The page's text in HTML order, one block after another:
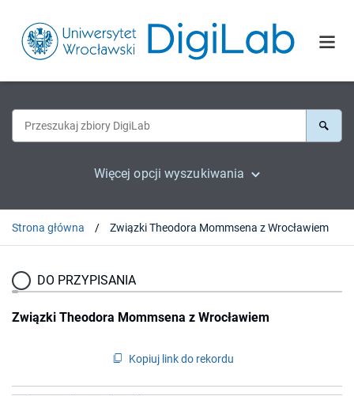
Więcej opcji wyszukiwania
Strona główna Związki Theodora Mommsena z Wrocławiem
DO PRZYPISANIA
Związki Theodora Mommsena z Wrocławiem
Kopiuj link do rekordu